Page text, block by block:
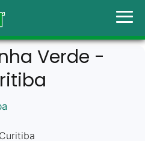
Verde -